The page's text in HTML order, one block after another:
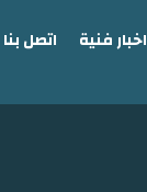
اخبار فنية اتصل بنا